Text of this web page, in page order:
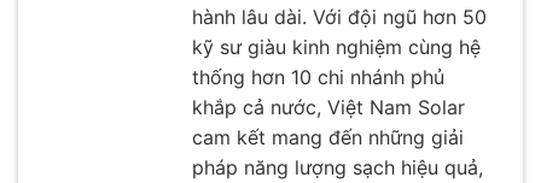
hành lâu dài. Với đội ngũ hơn 50
kỹ sư giàu kinh nghiệm cùng hệ
thống hơn 10 chi nhánh phủ
khắp cả nước, Việt Nam Solar
cam kết mang đến những giải
pháp năng lượng sạch hiệu quả,